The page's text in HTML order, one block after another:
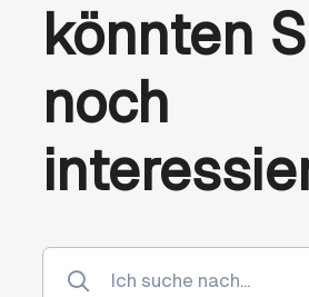
könnten
noch